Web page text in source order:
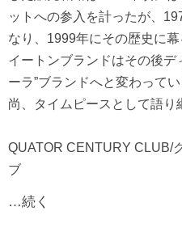
ットへの参入を計ったが、
なり、1999年にその歴史に
イートンブランドはその後デ
ーラ”ブランドへと変わって
尚、タイムピースとして語り
QUATOR CENTURY CLUB/
ブ
…続く